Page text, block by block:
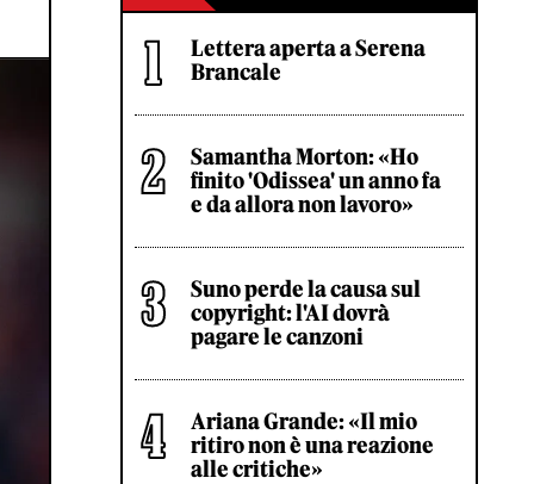
Lettera aperta a Serena
Brancale
Samantha Morton: «Ho
finito 'Odissea' un anno fa
e da allora non lavoro»
Suno perde la causa sul
copyright: l'AI dovrà
pagare le canzoni
Ariana Grande: «Il mio
ritiro non è una reazione
alle critiche»